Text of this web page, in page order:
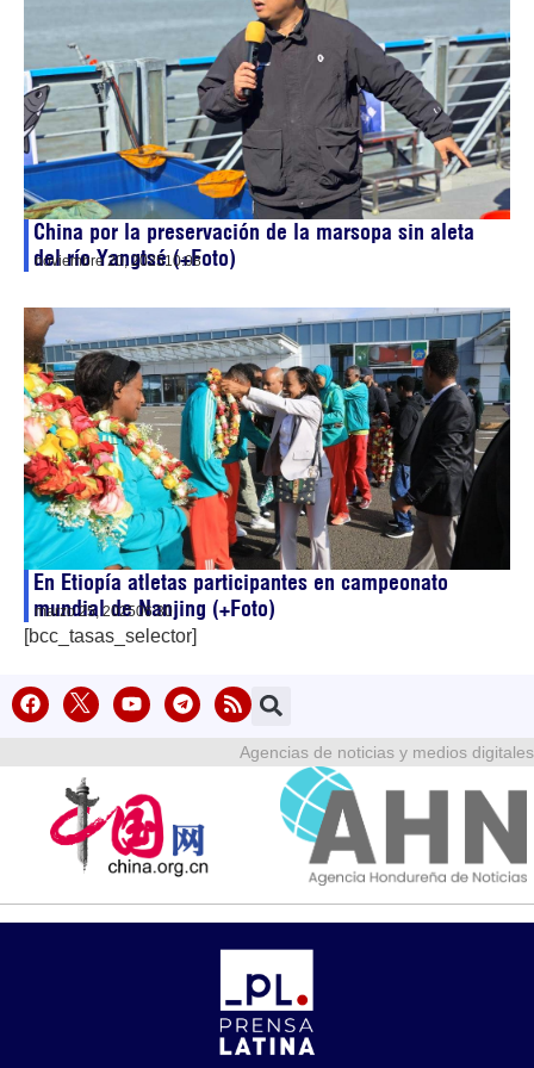
China por la preservación de la marsopa sin aleta
del río Yangtsé (+Foto)
noviembre 20, 202510:08
En Etiopía atletas participantes en campeonato
mundial de Nanjing (+Foto)
marzo 25, 202506:30
[bcc_tasas_selector]
Agencias de noticias y medios digitales